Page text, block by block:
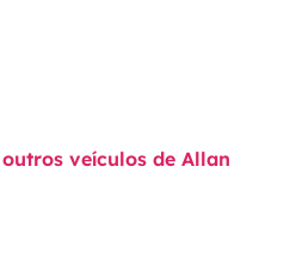
veículos de Allan